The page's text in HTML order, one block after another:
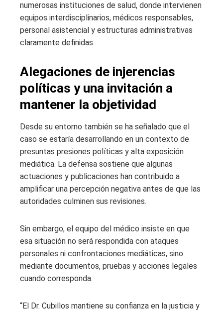
numerosas instituciones de salud, donde intervienen
equipos interdisciplinarios, médicos responsables,
personal asistencial y estructuras administrativas
claramente definidas.
Alegaciones de injerencias
políticas y una invitación a
mantener la objetividad
Desde su entorno también se ha señalado que el
caso se estaría desarrollando en un contexto de
presuntas presiones políticas y alta exposición
mediática. La defensa sostiene que algunas
actuaciones y publicaciones han contribuido a
amplificar una percepción negativa antes de que las
autoridades culminen sus revisiones.
Sin embargo, el equipo del médico insiste en que
esa situación no será respondida con ataques
personales ni confrontaciones mediáticas, sino
mediante documentos, pruebas y acciones legales
cuando corresponda.
“El Dr. Cubillos mantiene su confianza en la justicia y